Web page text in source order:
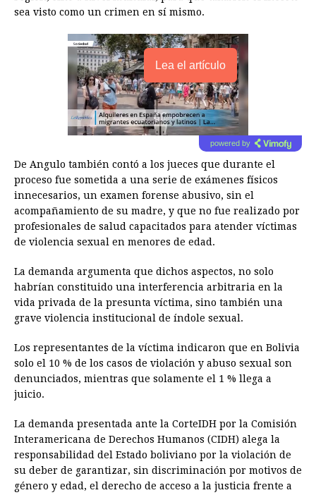
sea visto como un crimen en sí mismo.
Lea el artículo
powered by
De Angulo también contó a los jueces que durante el
proceso fue sometida a una serie de exámenes físicos
innecesarios, un examen forense abusivo, sin el
acompañamiento de su madre, y que no fue realizado por
profesionales de salud capacitados para atender víctimas
de violencia sexual en menores de edad.
La demanda argumenta que dichos aspectos, no solo
habrían constituido una interferencia arbitraria en la
vida privada de la presunta víctima, sino también una
grave violencia institucional de índole sexual.
Los representantes de la víctima indicaron que en Bolivia
solo el 10 % de los casos de violación y abuso sexual son
denunciados, mientras que solamente el 1 % llega a
juicio.
La demanda presentada ante la CorteIDH por la Comisión
Interamericana de Derechos Humanos (CIDH) alega la
responsabilidad del Estado boliviano por la violación de
su deber de garantizar, sin discriminación por motivos de
género y edad, el derecho de acceso a la justicia frente a